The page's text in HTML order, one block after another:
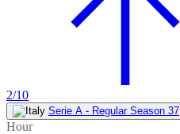
2/10
Serie A - Regular Season 37
Hour